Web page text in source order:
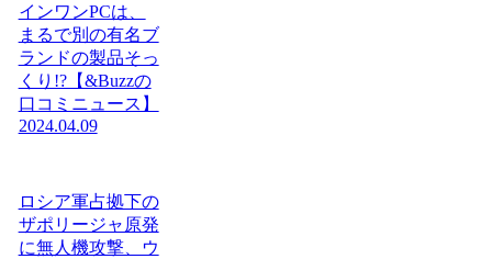
インワンPCは、
まるで別の有名ブ
ランドの製品そっ
くり!?【&Buzzの
口コミニュース】
2024.04.09
ロシア軍占拠下の
ザポリージャ原発
に無人機攻撃、ウ